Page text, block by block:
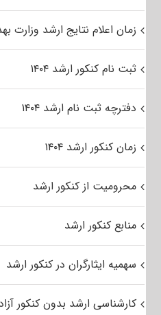
زمان اعلام نتایج ارشد وزارت
ثبت نام کنکور ارشد ۱۴۰۴
دفترچه ثبت نام ارشد ۱۴۰۴
زمان کنکور ارشد ۱۴۰۴
محرومیت از کنکور ارشد
منابع کنکور ارشد
سهمیه ایثارگران در کنکور ارشد
کارشناسی ارشد بدون کنکور